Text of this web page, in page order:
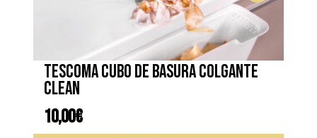
TESCOMA CUBO DE BASURA COLGANTE
CLEAN
10,00€